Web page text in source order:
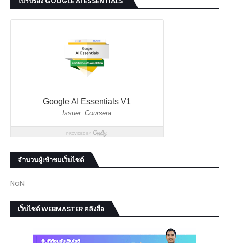
จำนวนผู้เข้าชมเว็บไซต์
NaN
เว็บไซต์ WEBMASTER คลังสื่อ